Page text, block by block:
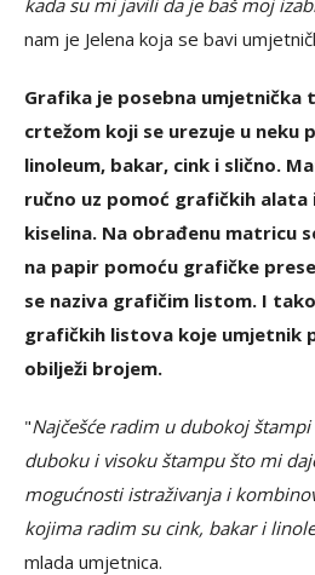
kada su mi javili da je baš moj
nam je Jelena koja se bavi
Grafika je posebna umjetnička
crtežom koji se urezuje u neku
linoleum, bakar, cink i slično.
ručno uz pomoć grafičkih alata
kiselina. Na obrađenu matricu
na papir pomoću grafičke
se naziva grafičim listom. I
grafičkih listova koje umjetnik
obilježi brojem.
"Najčešće radim u dubokoj
duboku i visoku štampu što mi
mogućnosti istraživanja i
kojima radim su cink, bakar i
mlada umjetnica.